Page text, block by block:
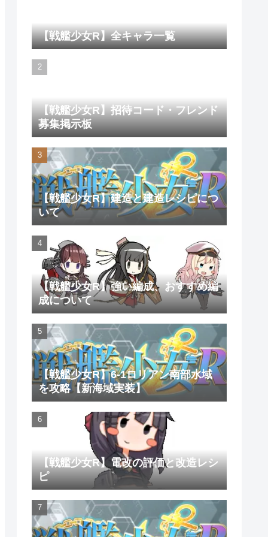
【戦艦少女R】全キャラ一覧
【戦艦少女R】招待コード・フレンド
募集掲示板
【戦艦少女R】建造と建造レシピにつ
いて
【戦艦少女R】強い編成、おすすめ編
成について
【戦艦少女R】6-1ロリアン南部水域
を攻略【新海域実装】
【戦艦少女R】電改の評価と改造レシ
ピ